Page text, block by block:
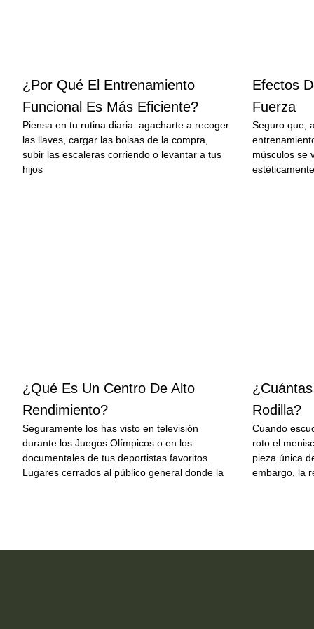
¿Por Qué El Entrenamiento
Funcional Es Más Eficiente?
Piensa en tu rutina diaria: agacharte a recoger
las llaves, cargar las bolsas de la compra,
subir las escaleras corriendo o levantar a tus
hijos
Efectos
Fuerza
Seguro que,
músculos se
¿Qué Es Un Centro De Alto
Rendimiento?
Seguramente los has visto en televisión
durante los Juegos Olímpicos o en los
documentales de tus deportistas favoritos.
Lugares cerrados al público general donde la
Rodilla?
Cuando
roto el
pieza única
embargo, la